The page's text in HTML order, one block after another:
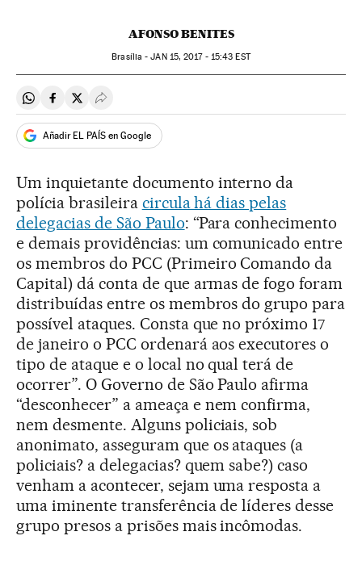
AFONSO BENITES
Brasília -JAN 15, 2017 - 15:43 EST
Compartir en Whatsapp
Compartir en Facebook
Compartir en Twitter
Desplegar Redes Sociales
Añadir EL PAÍS en Google
Um inquietante documento interno da
polícia brasileira circula há dias pelas
delegacias de São Paulo: “Para conhecimento
e demais providências: um comunicado entre
os membros do PCC (Primeiro Comando da
Capital) dá conta de que armas de fogo foram
distribuídas entre os membros do grupo para
possível ataques. Consta que no próximo 17
de janeiro o PCC ordenará aos executores o
tipo de ataque e o local no qual terá de
ocorrer”. O Governo de São Paulo afirma
“desconhecer” a ameaça e nem confirma,
nem desmente. Alguns policiais, sob
anonimato, asseguram que os ataques (a
policiais? a delegacias? quem sabe?) caso
venham a acontecer, sejam uma resposta a
uma iminente transferência de líderes desse
grupo presos a prisões mais incômodas.